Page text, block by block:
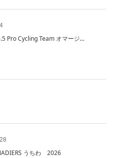
Pro Cycling Team オマージ…
うちわ 2026